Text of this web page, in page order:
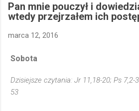
Pan mnie pouczył i
wtedy przejrzałem ich
marca 12, 2016
Sobota
Dzisiejsze czytania: Jr 11,18-20; Ps 7,2-
53